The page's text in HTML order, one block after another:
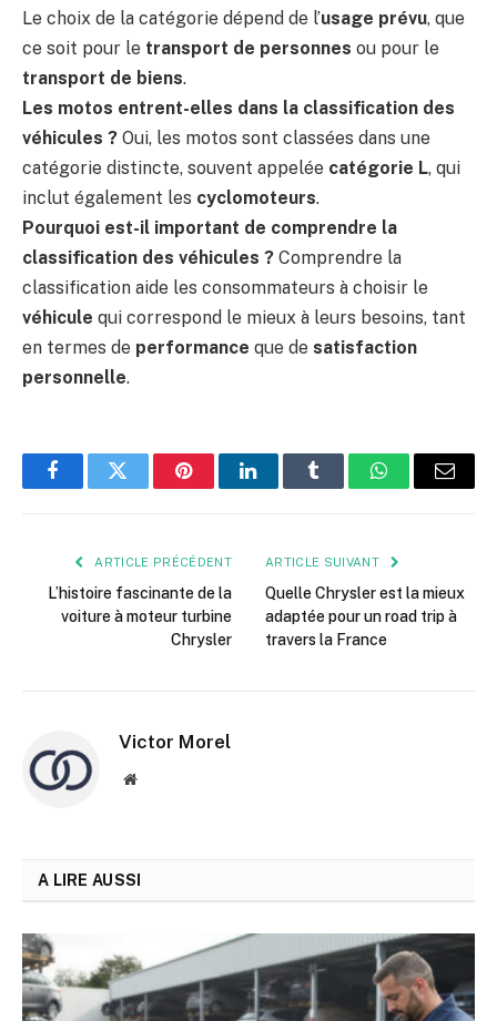
Le choix de la catégorie dépend de l’usage prévu, que
ce soit pour le transport de personnes ou pour le
transport de biens.
Les motos entrent-elles dans la classification des
véhicules ? Oui, les motos sont classées dans une
catégorie distincte, souvent appelée catégorie L, qui
inclut également les cyclomoteurs.
Pourquoi est-il important de comprendre la
classification des véhicules ? Comprendre la
classification aide les consommateurs à choisir le
véhicule qui correspond le mieux à leurs besoins, tant
en termes de performance que de satisfaction
personnelle.
FacebookTwitter PinterestLinkedInTumblr WhatsApp
E-
ARTICLE PRÉCÉDENT
L’histoire fascinante de la
voiture à moteur turbine
Chrysler
ARTICLE SUIVANT
Quelle Chrysler est la mieux
adaptée pour un road trip à
travers la France
Victor Morel
Site
A LIRE AUSSI